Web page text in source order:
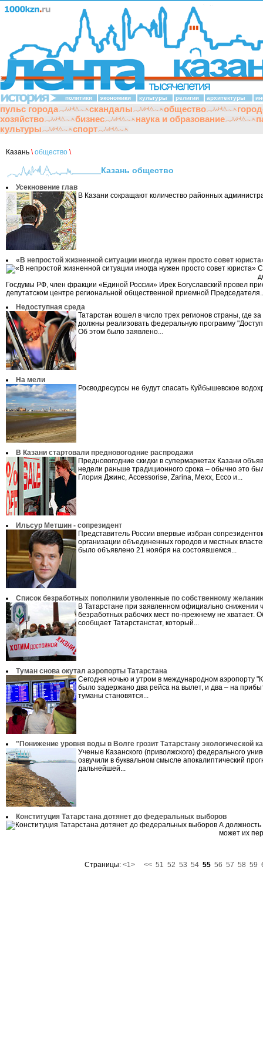
политики экономики культуры религии архитектуры
пульс города скандалы общество
хозяйство
бизнес наука и образование
культуры
спорт
Казань \ общество \
Казань общество
Усекновение глав
В Казани сокращают количество районных
«В непростой жизненной ситуации иногда нужен просто совет
Госдумы РФ, член фракции «Единой России» Ирек Богуславский провел
депутатском центре региональной общественной приемной
Недоступная среда
Татарстан вошел в число трех регионов страны, где
должны реализовать федеральную программу
Об этом было заявлено...
На мели
Росводресурсы не будут спасать Куйбышевское
В Казани стартовали предновогодниe распродажи
Предновогодние скидки в супермаркетах Казани
недели раньше традиционного срока – обычно это
Глория Джинс, Accessorise, Zarina, Mexx, Ecco и...
Ильсур Метшин - сопрезидент
Представитель России впервые избран
организации объединенных городов и местных
было объявлено 21 ноября на состоявшемся...
Список безработных пополнили уволенные по собственному
В Татарстане при заявленном официально снижении
безработных рабочих мест по-прежнему не хватает.
сообщает Татарстанстат, который...
Туман снова окутал аэропорты Татарстана
Сегодня ночью и утром в международном аэропорту
было задержано два рейса на вылет, и два – на
туманы становятся...
"Понижение уровня воды в Волге грозит Татарстану экологической
Ученые Казанского (приволжского) федерального
озвучили в буквальном смысле апокалиптический
дальнейшей...
Конституция Татарстана дотянет до федеральных выборов
А
может их
Страницы: <1> << 51 52 53 54 55 56 57 58 59